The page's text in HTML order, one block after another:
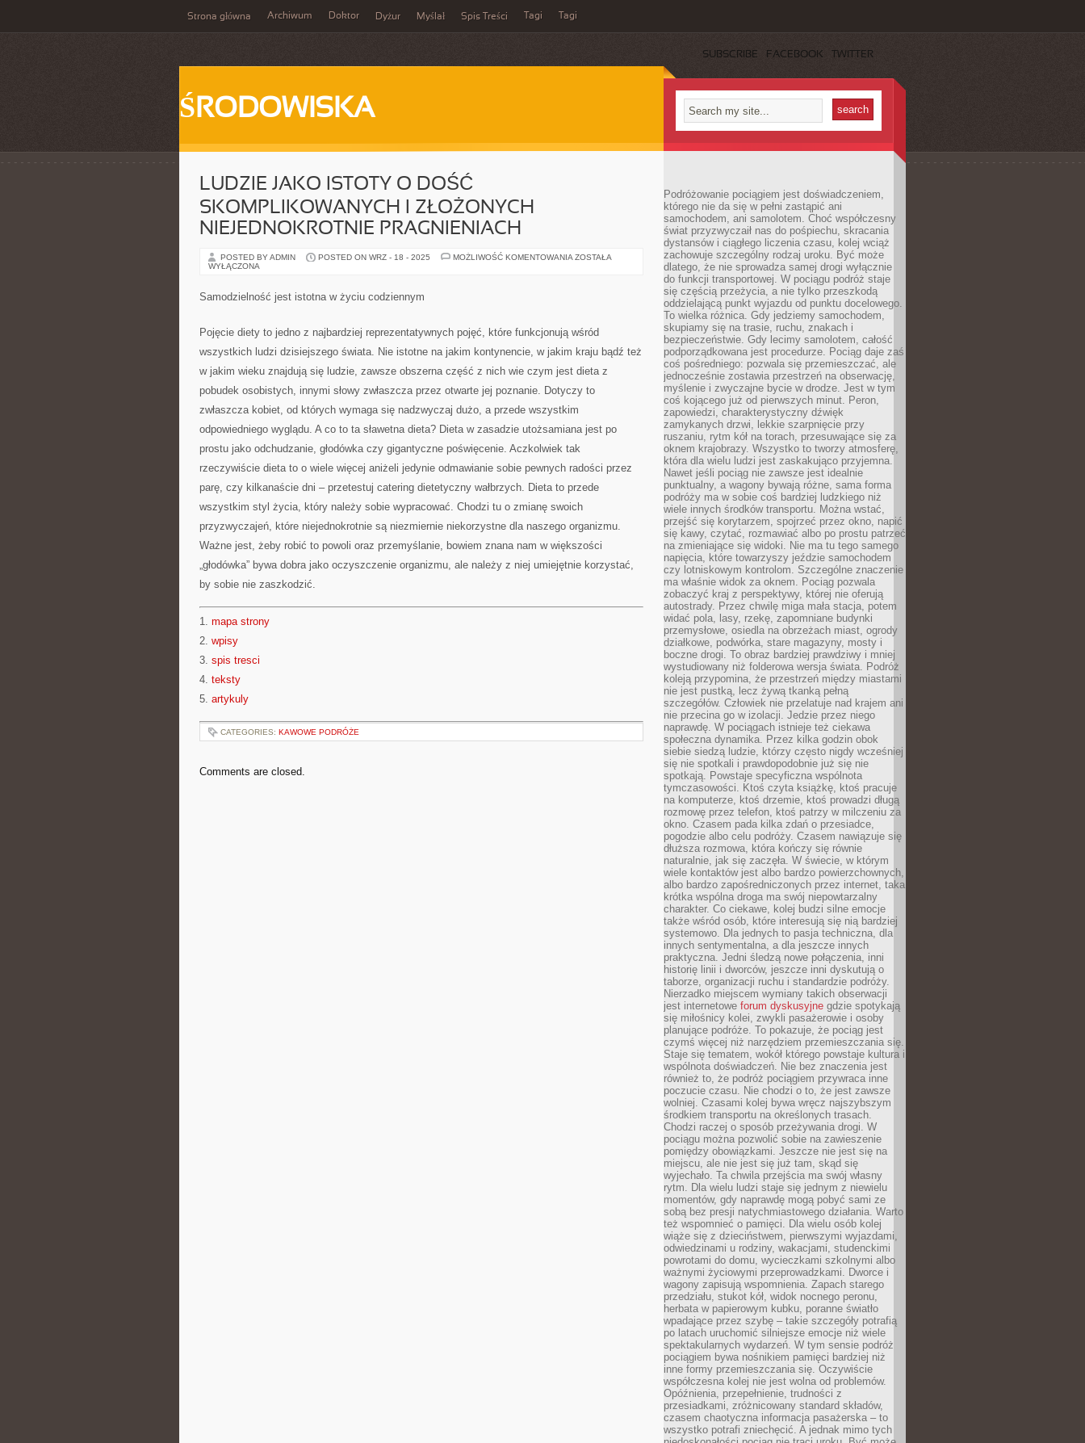
Strona główna Archiwum Doktor Dyżur Myślał Spis Treści Tagi Tagi
SUBSCRIBE FACEBOOK TWITTER
ŚRODOWISKA
LUDZIE JAKO ISTOTY O DOŚĆ
SKOMPLIKOWANYCH I ZŁOŻONYCH
NIEJEDNOKROTNIE PRAGNIENIACH
POSTED BY ADMIN POSTED ON WRZ - 18 - 2025 MOŻLIWOŚĆ KOMENTOWANIA LUDZIE
NIEJEDNOKROTNIE
PRAGNIENIACH
ZOSTAŁA
WYŁĄCZONA
Samodzielność jest istotna w życiu codziennym
Pojęcie diety to jedno z najbardziej reprezentatywnych pojęć, które funkcjonują wśród
wszystkich ludzi dzisiejszego świata. Nie istotne na jakim kontynencie, w jakim kraju bądź też
w jakim wieku znajdują się ludzie, zawsze obszerna część z nich wie czym jest dieta z
pobudek osobistych, innymi słowy zwłaszcza przez otwarte jej poznanie. Dotyczy to
zwłaszcza kobiet, od których wymaga się nadzwyczaj dużo, a przede wszystkim
odpowiedniego wyglądu. A co to ta sławetna dieta? Dieta w zasadzie utożsamiana jest po
prostu jako odchudzanie, głodówka czy gigantyczne poświęcenie. Aczkolwiek tak
rzeczywiście dieta to o wiele więcej aniżeli jedynie odmawianie sobie pewnych radości przez
parę, czy kilkanaście dni – przetestuj catering dietetyczny wałbrzych. Dieta to przede
wszystkim styl życia, który należy sobie wypracować. Chodzi tu o zmianę swoich
przyzwyczajeń, które niejednokrotnie są niezmiernie niekorzystne dla naszego organizmu.
Ważne jest, żeby robić to powoli oraz przemyślanie, bowiem znana nam w większości
„głodówka” bywa dobra jako oczyszczenie organizmu, ale należy z niej umiejętnie korzystać,
by sobie nie zaszkodzić.
1. mapa strony
2. wpisy
3. spis tresci
4. teksty
5. artykuly
CATEGORIES: KAWOWE PODRÓŻE
Comments are closed.
Podróżowanie pociągiem jest doświadczeniem,
którego nie da się w pełni zastąpić ani
samochodem, ani samolotem. Choć współczesny
świat przyzwyczaił nas do pośpiechu, skracania
dystansów i ciągłego liczenia czasu, kolej wciąż
zachowuje szczególny rodzaj uroku. Być może
dlatego, że nie sprowadza samej drogi wyłącznie
do funkcji transportowej. W pociągu podróż staje
się częścią przeżycia, a nie tylko przeszkodą
oddzielającą punkt wyjazdu od punktu docelowego.
To wielka różnica. Gdy jedziemy samochodem,
skupiamy się na trasie, ruchu, znakach i
bezpieczeństwie. Gdy lecimy samolotem, całość
podporządkowana jest procedurze. Pociąg daje zaś
coś pośredniego: pozwala się przemieszczać, ale
jednocześnie zostawia przestrzeń na obserwację,
myślenie i zwyczajne bycie w drodze. Jest w tym
coś kojącego już od pierwszych minut. Peron,
zapowiedzi, charakterystyczny dźwięk
zamykanych drzwi, lekkie szarpnięcie przy
ruszaniu, rytm kół na torach, przesuwające się za
oknem krajobrazy. Wszystko to tworzy atmosferę,
która dla wielu ludzi jest zaskakująco przyjemna.
Nawet jeśli pociąg nie zawsze jest idealnie
punktualny, a wagony bywają różne, sama forma
podróży ma w sobie coś bardziej ludzkiego niż
wiele innych środków transportu. Można wstać,
przejść się korytarzem, spojrzeć przez okno, napić
się kawy, czytać, rozmawiać albo po prostu patrzeć
na zmieniające się widoki. Nie ma tu tego samego
napięcia, które towarzyszy jeździe samochodem
czy lotniskowym kontrolom. Szczególne znaczenie
ma właśnie widok za oknem. Pociąg pozwala
zobaczyć kraj z perspektywy, której nie oferują
autostrady. Przez chwilę miga mała stacja, potem
widać pola, lasy, rzekę, zapomniane budynki
przemysłowe, osiedla na obrzeżach miast, ogrody
działkowe, podwórka, stare magazyny, mosty i
boczne drogi. To obraz bardziej prawdziwy i mniej
wystudiowany niż folderowa wersja świata. Podróż
koleją przypomina, że przestrzeń między miastami
nie jest pustką, lecz żywą tkanką pełną
szczegółów. Człowiek nie przelatuje nad krajem ani
nie przecina go w izolacji. Jedzie przez niego
naprawdę. W pociągach istnieje też ciekawa
społeczna dynamika. Przez kilka godzin obok
siebie siedzą ludzie, którzy często nigdy wcześniej
się nie spotkali i prawdopodobnie już się nie
spotkają. Powstaje specyficzna wspólnota
tymczasowości. Ktoś czyta książkę, ktoś pracuje
na komputerze, ktoś drzemie, ktoś prowadzi długą
rozmowę przez telefon, ktoś patrzy w milczeniu za
okno. Czasem pada kilka zdań o przesiadce,
pogodzie albo celu podróży. Czasem nawiązuje się
dłuższa rozmowa, która kończy się równie
naturalnie, jak się zaczęła. W świecie, w którym
wiele kontaktów jest albo bardzo powierzchownych,
albo bardzo zapośredniczonych przez internet, taka
krótka wspólna droga ma swój niepowtarzalny
charakter. Co ciekawe, kolej budzi silne emocje
także wśród osób, które interesują się nią bardziej
systemowo. Dla jednych to pasja techniczna, dla
innych sentymentalna, a dla jeszcze innych
praktyczna. Jedni śledzą nowe połączenia, inni
historię linii i dworców, jeszcze inni dyskutują o
taborze, organizacji ruchu i standardzie podróży.
Nierzadko miejscem wymiany takich obserwacji
jest internetowe forum dyskusyjne gdzie spotykają
się miłośnicy kolei, zwykli pasażerowie i osoby
planujące podróże. To pokazuje, że pociąg jest
czymś więcej niż narzędziem przemieszczania się.
Staje się tematem, wokół którego powstaje kultura i
wspólnota doświadczeń. Nie bez znaczenia jest
również to, że podróż pociągiem przywraca inne
poczucie czasu. Nie chodzi o to, że jest zawsze
wolniej. Czasami kolej bywa wręcz najszybszym
środkiem transportu na określonych trasach.
Chodzi raczej o sposób przeżywania drogi. W
pociągu można pozwolić sobie na zawieszenie
pomiędzy obowiązkami. Jeszcze nie jest się na
miejscu, ale nie jest się już tam, skąd się
wyjechało. Ta chwila przejścia ma swój własny
rytm. Dla wielu ludzi staje się jednym z niewielu
momentów, gdy naprawdę mogą pobyć sami ze
sobą bez presji natychmiastowego działania. Warto
też wspomnieć o pamięci. Dla wielu osób kolej
wiąże się z dzieciństwem, pierwszymi wyjazdami,
odwiedzinami u rodziny, wakacjami, studenckimi
powrotami do domu, wycieczkami szkolnymi albo
ważnymi życiowymi przeprowadzkami. Dworce i
wagony zapisują wspomnienia. Zapach starego
przedziału, stukot kół, widok nocnego peronu,
herbata w papierowym kubku, poranne światło
wpadające przez szybę – takie szczegóły potrafią
po latach uruchomić silniejsze emocje niż wiele
spektakularnych wydarzeń. W tym sensie podróż
pociągiem bywa nośnikiem pamięci bardziej niż
inne formy przemieszczania się. Oczywiście
współczesna kolej nie jest wolna od problemów.
Opóźnienia, przepełnienie, trudności z
przesiadkami, zróżnicowany standard składów,
czasem chaotyczna informacja pasażerska – to
wszystko potrafi zniechęcić. A jednak mimo tych